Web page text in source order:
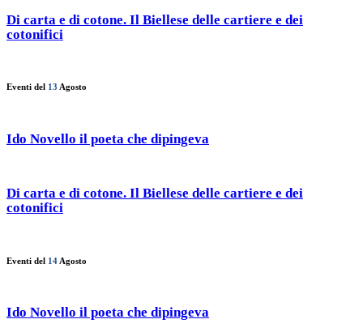
Di carta e di cotone. Il Biellese delle cartiere e dei
cotonifici
Eventi del 13 Agosto
Ido Novello il poeta che dipingeva
Di carta e di cotone. Il Biellese delle cartiere e dei
cotonifici
Eventi del 14 Agosto
Ido Novello il poeta che dipingeva